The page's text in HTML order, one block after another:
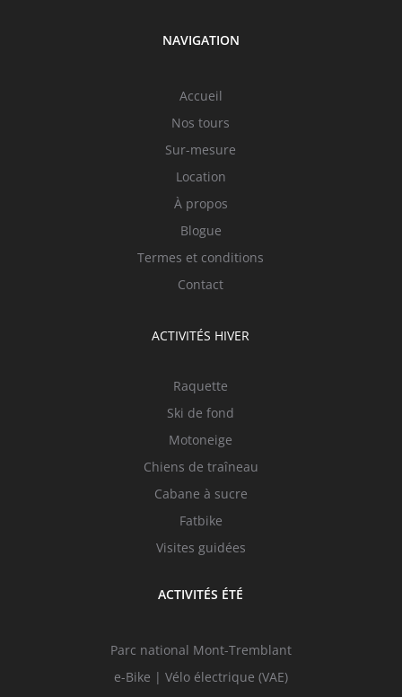
NAVIGATION
Accueil
Nos tours
Sur-mesure
Location
À propos
Blogue
Termes et conditions
Contact
ACTIVITÉS HIVER
Raquette
Ski de fond
Motoneige
Chiens de traîneau
Cabane à sucre
Fatbike
Visites guidées
ACTIVITÉS ÉTÉ
Parc national Mont-Tremblant
e-Bike | Vélo électrique (VAE)